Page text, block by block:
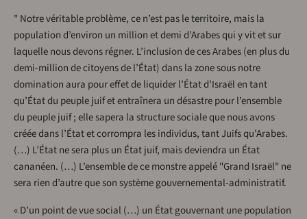
" Notre véritable problème, ce n’est pas le territoire, mais la
population d’environ un million et demi d’Arabes qui y vit et sur
laquelle nous devons régner. L’inclusion de ces Arabes (en plus du
demi-million de citoyens de l’État) dans la zone sous notre
domination aura pour effet de liquider l’État d’Israël en tant
qu’État du peuple juif et entraînera un désastre pour l’ensemble
du peuple juif ; elle sapera la structure sociale que nous avons
créée dans l’État et corrompra les individus, tant Juifs qu’Arabes.
(…) L’État ne sera plus un État juif, mais deviendra un État
cananéen. (…) L’ensemble de ce monstre appelé "Grand Israël" ne
sera rien d’autre que son système gouvernemental-administratif.
« D’un point de vue social (…) un État gouvernant une population